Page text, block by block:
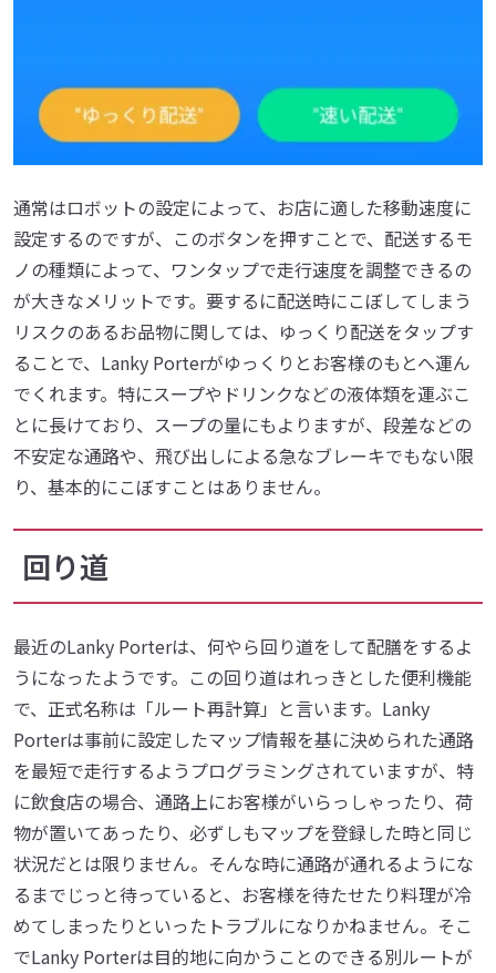
通常はロボットの設定によって、お店に適した移動速度に
設定するのですが、このボタンを押すことで、配送するモ
ノの種類によって、ワンタップで走行速度を調整できるの
が大きなメリットです。要するに配送時にこぼしてしまう
リスクのあるお品物に関しては、ゆっくり配送をタップす
ることで、Lanky Porterがゆっくりとお客様のもとへ運ん
でくれます。特にスープやドリンクなどの液体類を運ぶこ
とに長けており、スープの量にもよりますが、段差などの
不安定な通路や、飛び出しによる急なブレーキでもない限
り、基本的にこぼすことはありません。
回り道
最近のLanky Porterは、何やら回り道をして配膳をするよ
うになったようです。この回り道はれっきとした便利機能
で、正式名称は「ルート再計算」と言います。Lanky
Porterは事前に設定したマップ情報を基に決められた通路
を最短で走行するようプログラミングされていますが、特
に飲食店の場合、通路上にお客様がいらっしゃったり、荷
物が置いてあったり、必ずしもマップを登録した時と同じ
状況だとは限りません。そんな時に通路が通れるようにな
るまでじっと待っていると、お客様を待たせたり料理が冷
めてしまったりといったトラブルになりかねません。そこ
でLanky Porterは目的地に向かうことのできる別ルートが